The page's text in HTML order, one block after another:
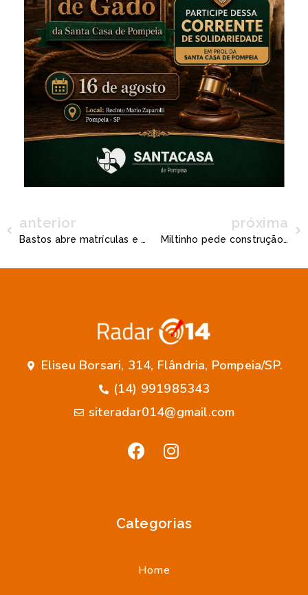
anterior
Bastos abre matrículas e rematrículas para ano letivo 2022
próxima
Miltinho pede construção de mini campo de grama sintética em Quintana
Eliseu Borsari, 314, Flândria, Pompeia/SP.
(14) 991985343
siteradar014@gmail.com
Categorias
Home